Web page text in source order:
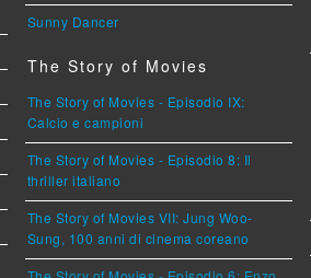
Sunny Dancer
The Story of Movies
The Story of Movies - Episodio IX:
Calcio e campioni
The Story of Movies - Episodio 8: Il
thriller italiano
The Story of Movies VII: Jung Woo-
Sung, 100 anni di cinema coreano